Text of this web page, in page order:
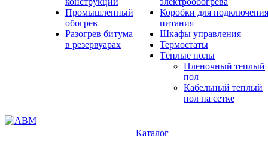
Промышленный
обогрев
Разогрев битума
в резервуарах
Коробки для подключения
питания
Шкафы управления
Термостаты
Тёплые полы
Пленочный теплый
пол
Кабельный теплый
пол на сетке
Каталог